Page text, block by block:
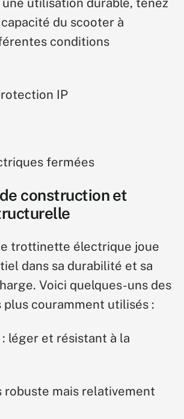
utilisation durable, tenez
du scooter à
conditions
IP
fermées
construction et
trottinette électrique joue
dans sa durabilité et sa
Voici quelques-uns des
plus couramment utilisés :
léger et résistant à la
robuste mais relativement